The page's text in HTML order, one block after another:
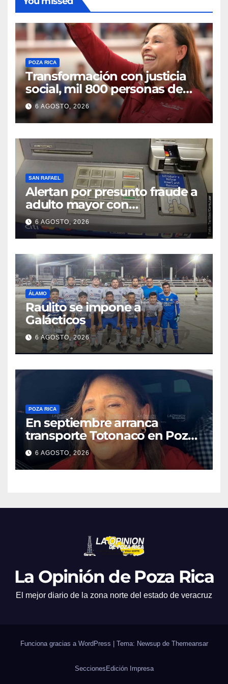
POZA RICA
Transformación con justicia
social, mil 800 personas de
siete municipios reciben
Apoyo a la Palabra: Rocío
Nahle
6 AGOSTO, 2026
SAN RAFAEL
Alertan por presunto fraude a
adulto mayor con
discapacidad visual en cajero
bancario
6 AGOSTO, 2026
ÁLAMO
Raulito se impone a
Galácticos
6 AGOSTO, 2026
POZA RICA
En septiembre arranca
transporte Totonaco en Poza
Rica
6 AGOSTO, 2026
La Opinión de Poza Rica
El mejor diario de la zona norte del estado de veracruz
Funciona gracias a WordPress Tema: Newsup de Themeansar
Secciones Edición Impresa